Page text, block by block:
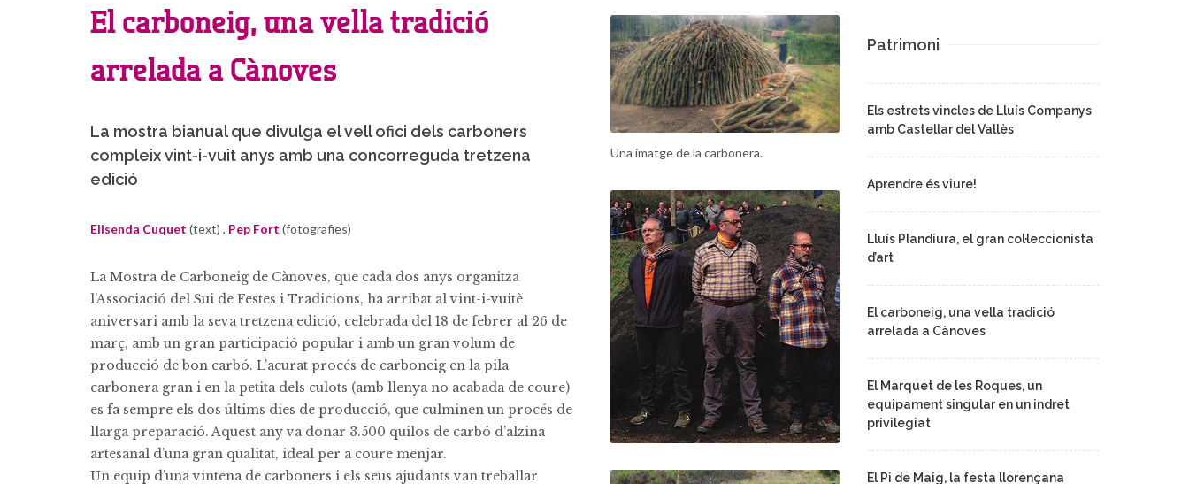
El carboneig, una vella tradició
arrelada a Cànoves
La mostra bianual que divulga el vell ofici dels carboners
compleix vint-i-vuit anys amb una concorreguda tretzena
edició
Elisenda Cuquet (text) , Pep Fort (fotografies)
La Mostra de Carboneig de Cànoves, que cada dos anys organitza
l’Associació del Sui de Festes i Tradicions, ha arribat al vint-i-vuitè
aniversari amb la seva tretzena edició, celebrada del 18 de febrer al 26 de
març, amb un gran participació popular i amb un gran volum de
producció de bon carbó. L’acurat procés de carboneig en la pila
carbonera gran i en la petita dels culots (amb llenya no acabada de coure)
es fa sempre els dos últims dies de producció, que culminen un procés de
llarga preparació. Aquest any va donar 3.500 quilos de carbó d’alzina
artesanal d’una gran qualitat, ideal per a coure menjar.
Un equip d’una vintena de carboners i els seus ajudants van treballar
Una imatge de la carbonera.
Patrimoni
Els estrets vincles de Lluís Companys
amb Castellar del Vallès
Aprendre és viure!
Lluís Plandiura, el gran col·leccionista
d’art
El carboneig, una vella tradició
arrelada a Cànoves
El Marquet de les Roques, un
equipament singular en un indret
privilegiat
El Pi de Maig, la festa llorençana